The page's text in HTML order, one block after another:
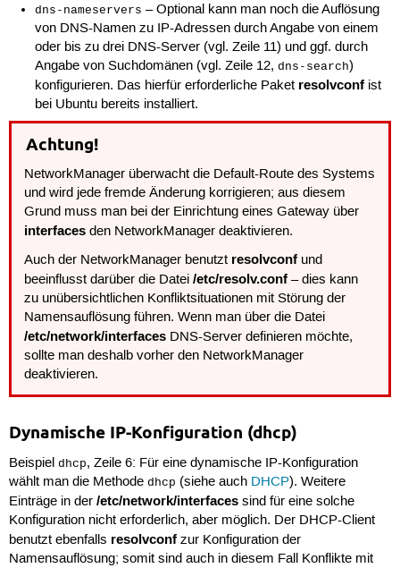
dns-nameservers – Optional kann man noch die Auflösung
von DNS-Namen zu IP-Adressen durch Angabe von einem
oder bis zu drei DNS-Server (vgl. Zeile 11) und ggf. durch
Angabe von Suchdomänen (vgl. Zeile 12,dns-search)
konfigurieren. Das hierfür erforderliche Paket resolvconf ist
bei Ubuntu bereits installiert.
Achtung!
NetworkManager überwacht die Default-Route des Systems
und wird jede fremde Änderung korrigieren; aus diesem
Grund muss man bei der Einrichtung eines Gateway über
interfaces den NetworkManager deaktivieren.
Auch der NetworkManager benutzt resolvconf und
beeinflusst darüber die Datei/etc/resolv.conf – dies kann
zu unübersichtlichen Konfliktsituationen mit Störung der
Namensauflösung führen. Wenn man über die Datei
/etc/network/interfaces DNS-Server definieren möchte,
sollte man deshalb vorher den NetworkManager
deaktivieren.
Dynamische IP-Konfiguration (dhcp)
Beispiel dhcp, Zeile 6: Für eine dynamische IP-Konfiguration
wählt man die Methode dhcp (siehe auch DHCP). Weitere
Einträge in der /etc/network/interfacessind für eine solche
Konfiguration nicht erforderlich, aber möglich. Der DHCP-Client
benutzt ebenfalls resolvconfzur Konfiguration der
Namensauflösung; somit sind auch in diesem Fall Konflikte mit